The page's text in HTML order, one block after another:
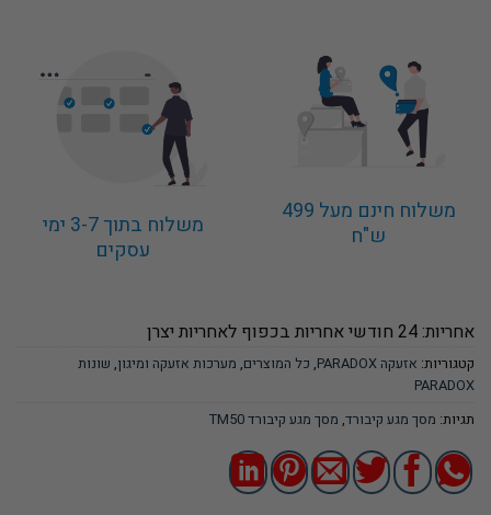
משלוח חינם מעל 499
ש"ח
משלוח בתוך 3-7 ימי
עסקים
אחריות: 24 חודשי אחריות בכפוף לאחריות יצרן
קטגוריות: אזעקה PARADOX , כל המוצרים, מערכות אזעקה ומיגון, שונות
PARADOX
תגיות: מסך מגע קיבורד, מסך מגע קיבורד TM50